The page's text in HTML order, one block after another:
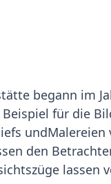
begann im
für die
den
lassen